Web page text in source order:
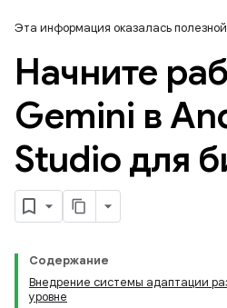
Эта информация оказалась
Начните
Gemini в
Studio для
Содержание
Внедрение системы адаптации
уровне